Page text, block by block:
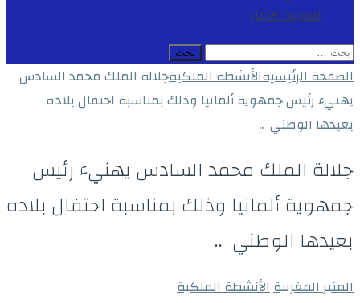
المجيدالاخبار
البحث
عن:
الصفحة الرئيسيةالأنشطة الملكيةجلالة الملك محمد السادس
يهنيء رئيس جمهوية ألمانيا وذلك بمناسبة احتفال بلاده
بعيدها الوطني ..
جلالة الملك محمد السادس يهنيء رئيس
جمهوية ألمانيا وذلك بمناسبة احتفال بلاده
بعيدها الوطني ..
المنبر المغربيةالأنشطة الملكية